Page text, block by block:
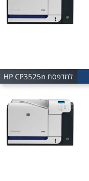
למדפסת HP CP3525n